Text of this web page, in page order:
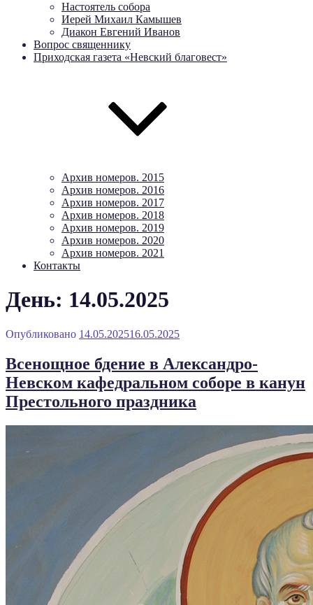
Настоятель собора
Иерей Михаил Камышев
Диакон Евгений Иванов
Вопрос священнику
Приходская газета «Невский благовест»
Архив номеров. 2015
Архив номеров. 2016
Архив номеров. 2017
Архив номеров. 2018
Архив номеров. 2019
Архив номеров. 2020
Архив номеров. 2021
Контакты
День: 14.05.2025
Опубликовано 14.05.202516.05.2025
Всенощное бдение в Александро-
Невском кафедральном соборе в канун
Престольного праздника